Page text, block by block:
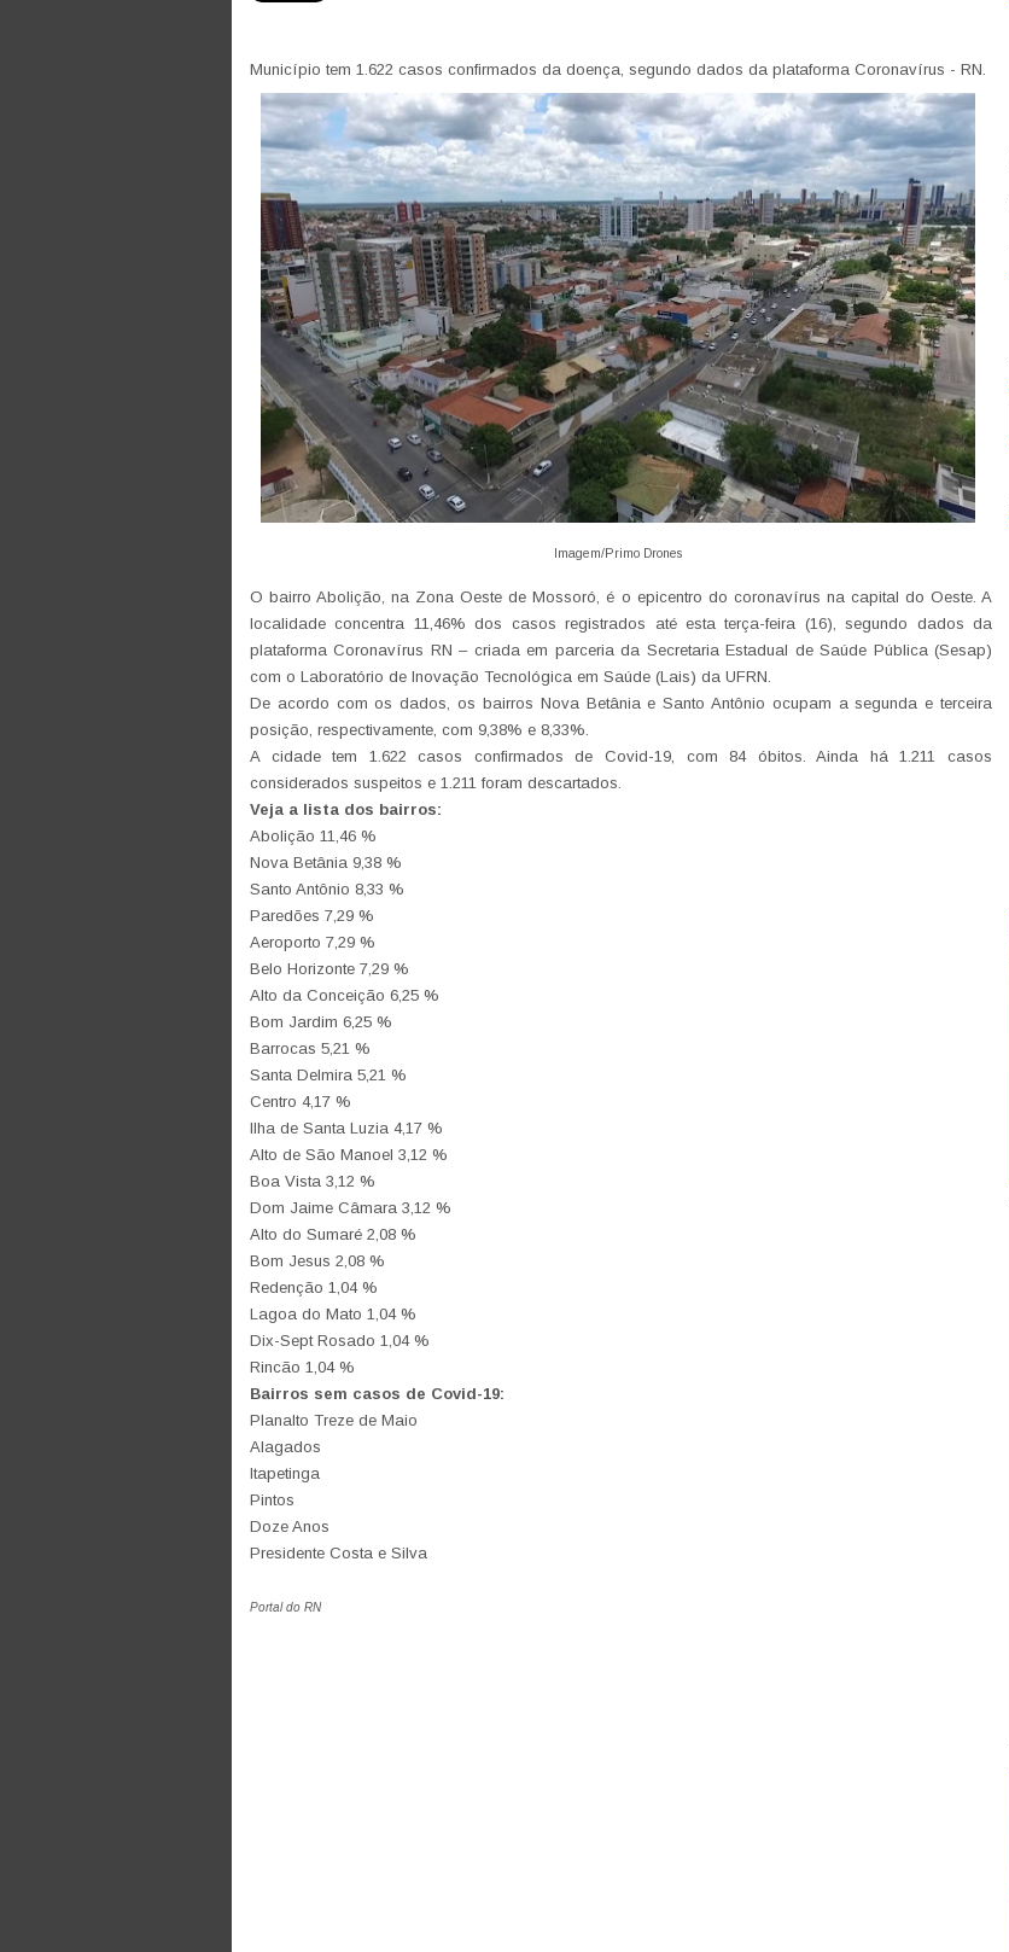
Município tem 1.622 casos confirmados da doença, segundo dados da plataforma Coronavírus - RN.
Imagem/Primo Drones
O bairro Abolição, na Zona Oeste de Mossoró, é o epicentro do coronavírus na capital do Oeste. A
localidade concentra 11,46% dos casos registrados até esta terça-feira (16), segundo dados da
plataforma Coronavírus RN – criada em parceria da Secretaria Estadual de Saúde Pública (Sesap)
com o Laboratório de Inovação Tecnológica em Saúde (Lais) da UFRN.
De acordo com os dados, os bairros Nova Betânia e Santo Antônio ocupam a segunda e terceira
posição, respectivamente, com 9,38% e 8,33%.
A cidade tem 1.622 casos confirmados de Covid-19, com 84 óbitos. Ainda há 1.211 casos
considerados suspeitos e 1.211 foram descartados.
Veja a lista dos bairros:
Abolição 11,46 %
Nova Betânia 9,38 %
Santo Antônio 8,33 %
Paredões 7,29 %
Aeroporto 7,29 %
Belo Horizonte 7,29 %
Alto da Conceição 6,25 %
Bom Jardim 6,25 %
Barrocas 5,21 %
Santa Delmira 5,21 %
Centro 4,17 %
Ilha de Santa Luzia 4,17 %
Alto de São Manoel 3,12 %
Boa Vista 3,12 %
Dom Jaime Câmara 3,12 %
Alto do Sumaré 2,08 %
Bom Jesus 2,08 %
Redenção 1,04 %
Lagoa do Mato 1,04 %
Dix-Sept Rosado 1,04 %
Rincão 1,04 %
Bairros sem casos de Covid-19:
Planalto Treze de Maio
Alagados
Itapetinga
Pintos
Doze Anos
Presidente Costa e Silva
Portal do RN